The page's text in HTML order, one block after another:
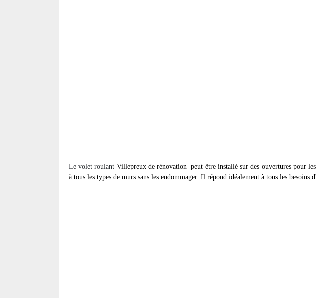
Le volet roulant Villepreux de rénovation peut être installé sur des ouvertures pour
à tous les types de murs sans les endommager. Il répond idéalement à tous les